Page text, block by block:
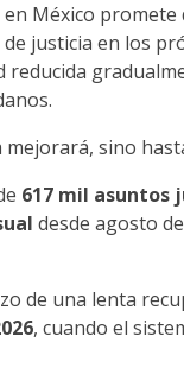
en México promete
justicia en los
reducida
sino
617 mil asuntos
desde agosto
de una lenta
, cuando el